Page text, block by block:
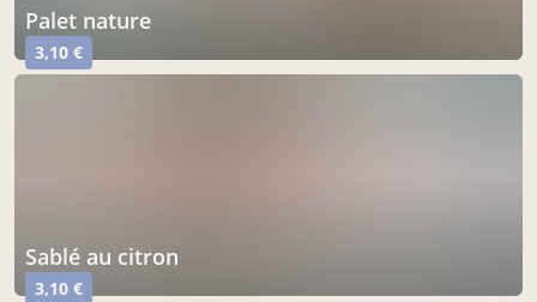
palet nature
3,10 €
sablé au citron
3,10 €